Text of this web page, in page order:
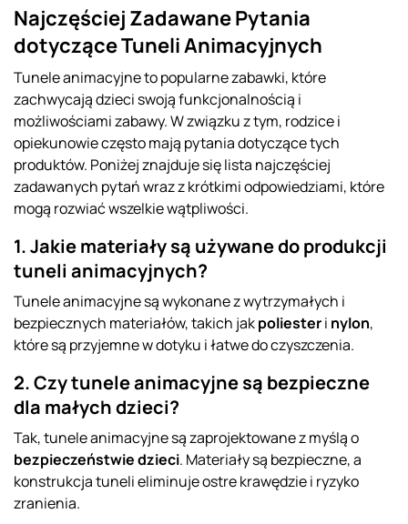
Najczęściej Zadawane Pytania
dotyczące Tuneli Animacyjnych
Tunele animacyjne to popularne zabawki, które
zachwycają dzieci swoją funkcjonalnością i
możliwościami zabawy. W związku z tym, rodzice i
opiekunowie często mają pytania dotyczące tych
produktów. Poniżej znajduje się lista najczęściej
zadawanych pytań wraz z krótkimi odpowiedziami, które
mogą rozwiać wszelkie wątpliwości.
1. Jakie materiały są używane do produkcji
tuneli animacyjnych?
Tunele animacyjne są wykonane z wytrzymałych i
bezpiecznych materiałów, takich jakpoliesteri nylon,
które są przyjemne w dotyku i łatwe do czyszczenia.
2. Czy tunele animacyjne są bezpieczne
dla małych dzieci?
Tak, tunele animacyjne są zaprojektowane z myślą o
bezpieczeństwie dzieci. Materiały są bezpieczne, a
konstrukcja tuneli eliminuje ostre krawędzie i ryzyko
zranienia.